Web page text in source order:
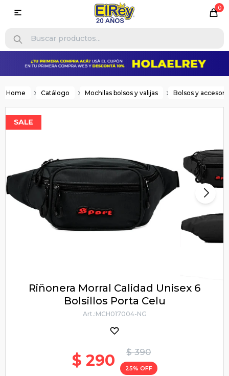
0

Home Catálogo Mochilas bolsos y valijas Bolsos y
Riñonera Morral Calidad Unisex 6
Bolsillos Porta Celu
MCH017004-NG
$ 390
$ 290 25